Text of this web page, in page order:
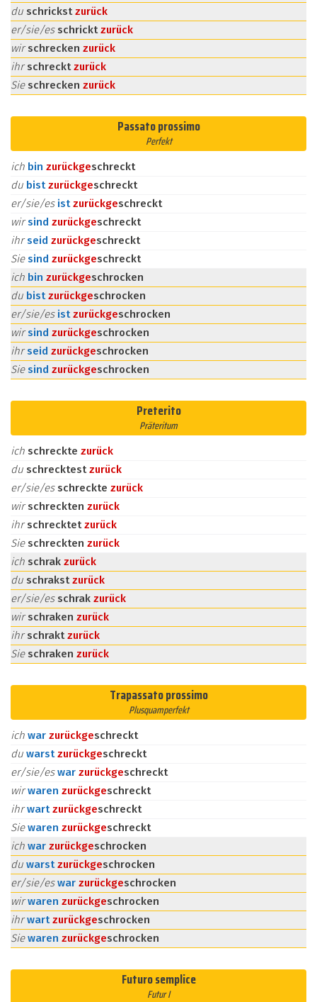
du schrickstzurück
er/sie/es schricktzurück
wirschrecken zurück
ihrschrecktzurück
Sie schrecken zurück
Passato prossimo
Perfekt
ich bin zurückgeschreckt
du bistzurückgeschreckt
er/sie/es istzurückgeschreckt
wirsind zurückgeschreckt
ihrseid zurückgeschreckt
Siesind zurückgeschreckt
ich bin zurückgeschrocken
du bistzurückgeschrocken
er/sie/es istzurückgeschrocken
wirsind zurückgeschrocken
ihrseid zurückgeschrocken
Siesind zurückgeschrocken
Preterito
Präteritum
ich schreckte zurück
du schrecktestzurück
er/sie/es schreckte zurück
wirschreckten zurück
ihrschrecktetzurück
Sie schreckten zurück
ich schrak zurück
du schrakstzurück
er/sie/es schrak zurück
wirschraken zurück
ihrschraktzurück
Sie schraken zurück
Trapassato prossimo
Plusquamperfekt
ich war zurückgeschreckt
du warstzurückgeschreckt
er/sie/eswar zurückgeschreckt
wirwaren zurückgeschreckt
ihrwartzurückgeschreckt
Siewaren zurückgeschreckt
ich war zurückgeschrocken
du warstzurückgeschrocken
er/sie/eswar zurückgeschrocken
wirwaren zurückgeschrocken
ihrwartzurückgeschrocken
Siewaren zurückgeschrocken
Futuro semplice
Futur I